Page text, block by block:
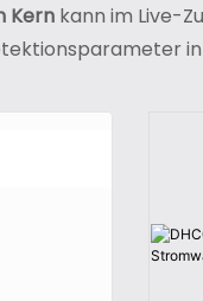
Kern kann im Live-